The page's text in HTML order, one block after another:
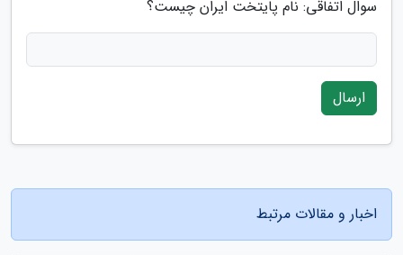
سوال اتفاقی: نام پایتخت ایران چیست؟
ارسال
اخبار و مقالات مرتبط